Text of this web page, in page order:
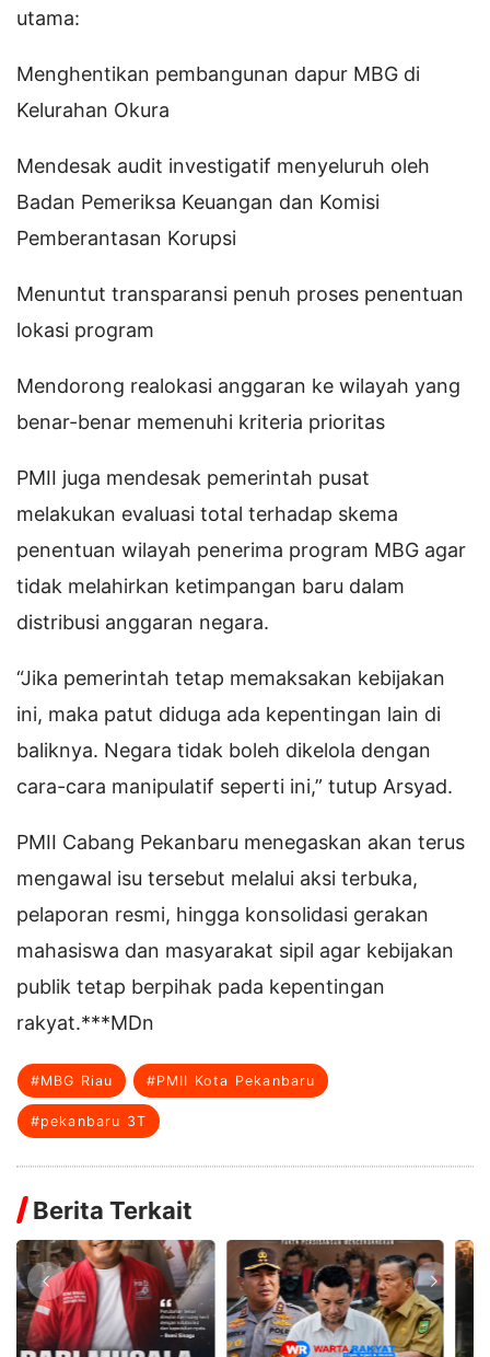
utama:
Menghentikan pembangunan dapur MBG di
Kelurahan Okura
Mendesak audit investigatif menyeluruh oleh
Badan Pemeriksa Keuangan dan Komisi
Pemberantasan Korupsi
Menuntut transparansi penuh proses penentuan
lokasi program
Mendorong realokasi anggaran ke wilayah yang
benar-benar memenuhi kriteria prioritas
PMII juga mendesak pemerintah pusat
melakukan evaluasi total terhadap skema
penentuan wilayah penerima program MBG agar
tidak melahirkan ketimpangan baru dalam
distribusi anggaran negara.
“Jika pemerintah tetap memaksakan kebijakan
ini, maka patut diduga ada kepentingan lain di
baliknya. Negara tidak boleh dikelola dengan
cara-cara manipulatif seperti ini,” tutup Arsyad.
PMII Cabang Pekanbaru menegaskan akan terus
mengawal isu tersebut melalui aksi terbuka,
pelaporan resmi, hingga konsolidasi gerakan
mahasiswa dan masyarakat sipil agar kebijakan
publik tetap berpihak pada kepentingan
rakyat.***MDn
#MBG Riau #PMII Kota Pekanbaru
#pekanbaru 3T
Berita Terkait